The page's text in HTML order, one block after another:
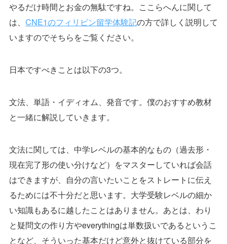
やるだけ時間とお金の無駄ですね。ここらへんに関して
は、 CNE1のフィリピン留学体験記の方で詳しく説明して
いますのでそちらをご覧ください。
日本ですべきことは以下の3つ。
文法、単語・イディオム、発音です。僕のおすすめ教材
と一緒に解説していきます。
文法に関しては、中学レベルの基本的なもの（過去形・
現在完了形の使い分けなど）をマスターしていれば会話
はできますが、自分の言いたいことをストレートに伝え
るためには不十分だと思います。大学受験レベルの細か
い知識もあるに越したことはありません。あとは、わり
と疑問文の作り方やeverythingは単数扱いであるというこ
となど、そういった基本だけど意外と抜けている部分を